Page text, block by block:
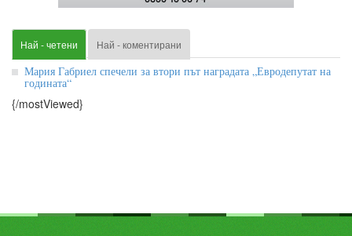
Най - четени Най - коментирани
Мария Габриел спечели за втори път наградата „Евродепутат на
годината“
{/mostViewed}